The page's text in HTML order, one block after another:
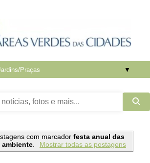
▼
com marcador festa anual das
ambiente. Mostrar todas as postagens